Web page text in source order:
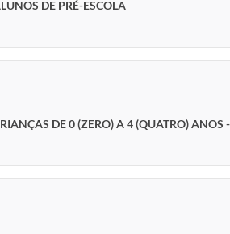
DE PRÉ-ESCOLA
DE 0 (ZERO) A 4 (QUATRO)